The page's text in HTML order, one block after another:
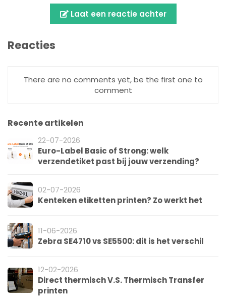
Laat een reactie achter
Reacties
There are no comments yet, be the first one to
comment
Recente artikelen
22-07-2026
Euro-Label Basic of Strong: welk
verzendetiket past bij jouw verzending?
02-07-2026
Kenteken etiketten printen? Zo werkt het
11-06-2026
Zebra SE4710 vs SE5500: dit is het verschil
12-02-2026
Direct thermisch V.S. Thermisch Transfer
printen